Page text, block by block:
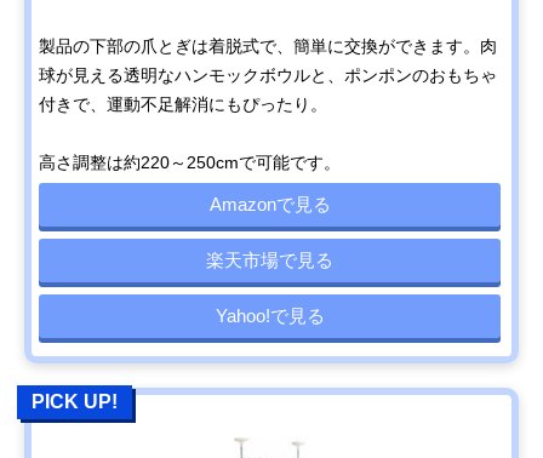
製品の下部の爪とぎは着脱式で、簡単に交換ができます。肉
球が見える透明なハンモックボウルと、ポンポンのおもちゃ
付きで、運動不足解消にもぴったり。
高さ調整は約220～250cmで可能です。
Amazonで見る
楽天市場で見る
Yahoo!で見る
PICK UP!